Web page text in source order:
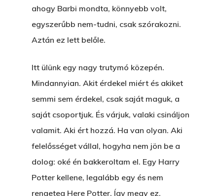
ahogy Barbi mondta, könnyebb volt,
egyszerűbb nem-tudni, csak szórakozni.
Aztán ez lett belőle.
Itt ülünk egy nagy trutymó közepén.
Mindannyian. Akit érdekel miért és akiket
semmi sem érdekel, csak saját maguk, a
saját csoportjuk. És várjuk, valaki csináljon
valamit. Aki ért hozzá. Ha van olyan. Aki
felelősséget vállal, hogyha nem jön be a
dolog: oké én bakkeroltam el. Egy Harry
Potter kellene, legalább egy és nem
rengeteg Here Potter. Így megy ez.